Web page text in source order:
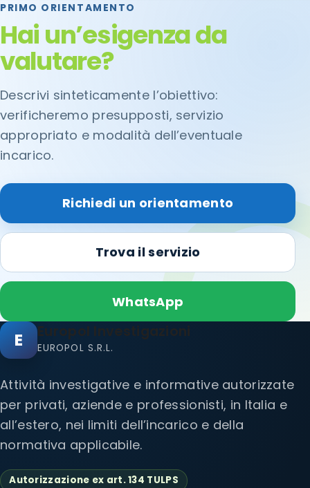
PRIMO ORIENTAMENTO
Hai un’esigenza da
valutare?
Descrivi sinteticamente l’obiettivo:
verificheremo presupposti, servizio
appropriato e modalità dell’eventuale
incarico.
Richiedi un orientamento
Trova il servizio
WhatsApp
E Europol Investigazioni
EUROPOL S.R.L.
Attività investigative e informative autorizzate
per privati, aziende e professionisti, in Italia e
all’estero, nei limiti dell’incarico e della
normativa applicabile.
Autorizzazione ex art. 134 TULPS